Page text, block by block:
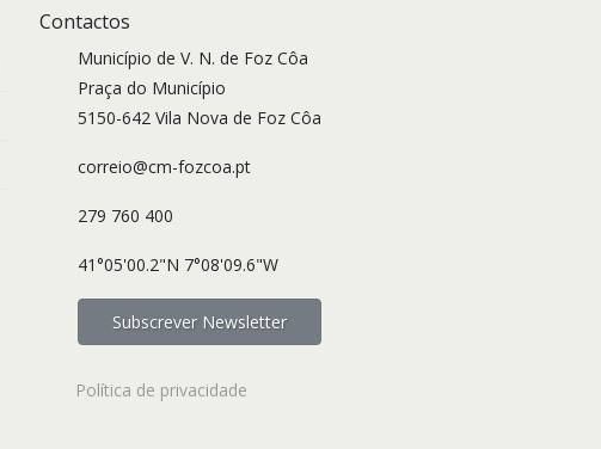
Contactos
Município de V. N. de Foz Côa
Praça do Município
5150-642 Vila Nova de Foz Côa
correio@cm-fozcoa.pt
279 760 400
41°05'00.2"N 7°08'09.6"W
Subscrever Newsletter
Política de privacidade